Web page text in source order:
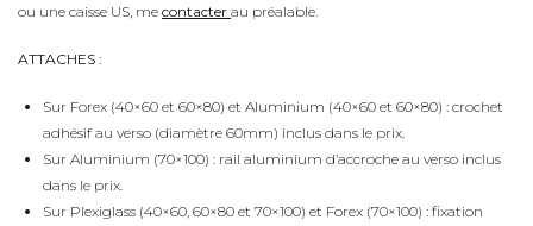
ou une caisse US, me contacter au préalable.
ATTACHES :
Sur Forex (40×60 et 60×80) et Aluminium (40×60 et 60×80) : crochet
adhésif au verso (diamètre 60mm) inclus dans le prix.
Sur Aluminium (70×100) : rail aluminium d’accroche au verso inclus
dans le prix.
Sur Plexiglass (40×60, 60×80 et 70×100) et Forex (70×100) : fixation